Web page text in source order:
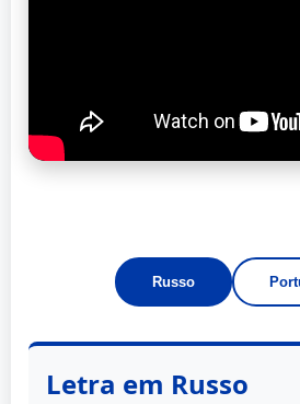
Russo
Letra em Russo